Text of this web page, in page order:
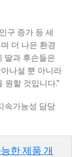
구 증가 등 세
더 나은 환경
딸과 후손들은
나설 뿐 아니라
원할 것입니다.”
속가능성 담당
한 제품 개